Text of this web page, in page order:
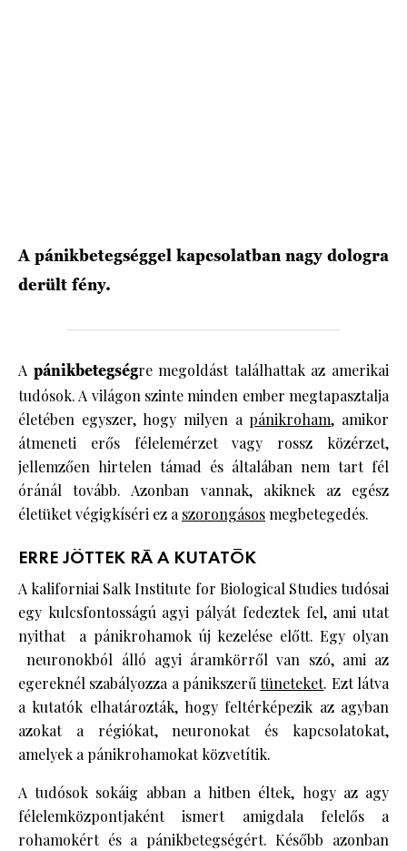
A pánikbetegséggel kapcsolatban nagy dologra
derült fény.
A pánikbetegségre megoldást találhattak az amerikai
tudósok. A világon szinte minden ember megtapasztalja
életében egyszer, hogy milyen a pánikroham, amikor
átmeneti erős félelemérzet vagy rossz közérzet,
jellemzően hirtelen támad és általában nem tart fél
óránál tovább. Azonban vannak, akiknek az egész
életüket végigkíséri ez aszorongásosmegbetegedés.
ERRE JÖTTEK RÁ A KUTATÓK
A kaliforniai Salk Institute for Biological Studies tudósai
egy kulcsfontosságú agyi pályát fedeztek fel, ami utat
nyithat a pánikrohamok új kezelése előtt. Egy olyan
neuronokból álló agyi áramkörről van szó, ami az
egereknél szabályozza a pánikszerűtüneteket. Ezt látva
a kutatók elhatározták, hogy feltérképezik az agyban
azokat a régiókat, neuronokat és kapcsolatokat,
amelyek a pánikrohamokat közvetítik.
A tudósok sokáig abban a hitben éltek, hogy az agy
félelemközpontjaként ismert amigdala felelős a
rohamokért és a pánikbetegségért. Később azonban